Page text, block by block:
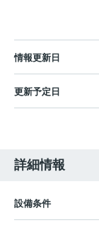
情報更新日
更新予定日
詳細情報
設備条件